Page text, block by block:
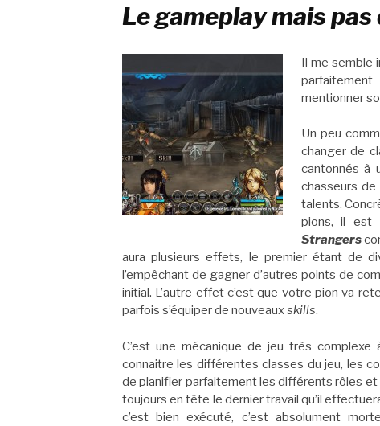
Le gameplay mais pas
Il me semble
mentionner
Un peu
changer de
cantonnés à
chasseurs
talents.
pions, il est
Strangers
aura plusieurs effets, le premier étant de
l’empêchant de gagner d’autres points de
initial. L’autre effet c’est que votre pion va
parfois s’équiper de nouveauxskills.
C’est une mécanique de jeu très
connaitre les différentes classes du jeu, les
de planifier parfaitement les différents rôles
toujours en tête le dernier travail qu’il
c’est bien exécuté, c’est absolument